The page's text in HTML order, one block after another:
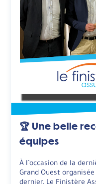
🏆 Une belle
équipes
À l’occasion de la
Grand Ouest